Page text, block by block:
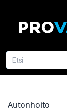
Autonhoito